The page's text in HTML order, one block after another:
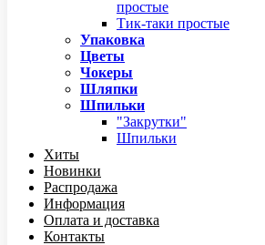
простые
Тик-таки простые
Упаковка
Цветы
Чокеры
Шляпки
Шпильки
"Закрутки"
Шпильки
Хиты
Новинки
Распродажа
Информация
Оплата и доставка
Контакты